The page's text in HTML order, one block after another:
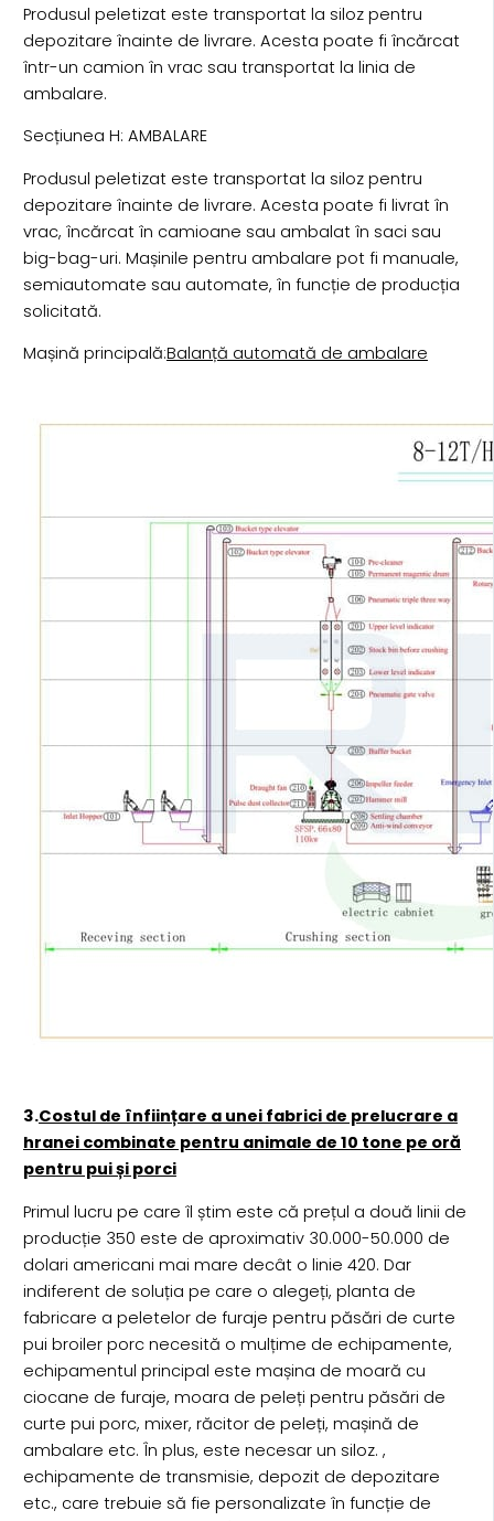
Produsul peletizat este transportat la siloz pentru
depozitare înainte de livrare. Acesta poate fi încărcat
într-un camion în vrac sau transportat la linia de
ambalare.
Secțiunea H: AMBALARE
Produsul peletizat este transportat la siloz pentru
depozitare înainte de livrare. Acesta poate fi livrat în
vrac, încărcat în camioane sau ambalat în saci sau
big-bag-uri. Mașinile pentru ambalare pot fi manuale,
semiautomate sau automate, în funcție de producția
solicitată.
Mașină principală:Balanță automată de ambalare
3.Costul de înființare a unei fabrici de prelucrare a
hranei combinate pentru animale de 10 tone pe oră
pentru pui și porci
Primul lucru pe care îl știm este că prețul a două linii de
producție 350 este de aproximativ 30.000-50.000 de
dolari americani mai mare decât o linie 420. Dar
indiferent de soluția pe care o alegeți, planta de
fabricare a peletelor de furaje pentru păsări de curte
pui broiler porc necesită o mulțime de echipamente,
echipamentul principal este mașina de moară cu
ciocane de furaje, moara de peleți pentru păsări de
curte pui porc, mixer, răcitor de peleți, mașină de
ambalare etc. În plus, este necesar un siloz. ,
echipamente de transmisie, depozit de depozitare
etc., care trebuie să fie personalizate în funcție de